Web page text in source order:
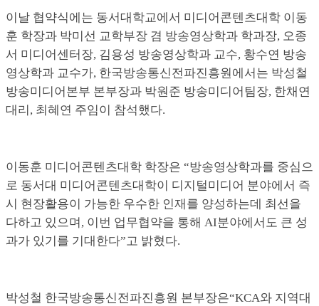
이날 협약식에는 동서대학교에서 미디어콘텐츠대학 이동
훈 학장과 박미선 교학부장 겸 방송영상학과 학과장, 오종
서 미디어센터장, 김용성 방송영상학과 교수, 황수연 방송
영상학과 교수가, 한국방송통신전파진흥원에서는 박성철
방송미디어본부 본부장과 박원준 방송미디어팀장, 한채연
대리, 최혜연 주임이 참석했다.
이동훈 미디어콘텐츠대학 학장은 “방송영상학과를 중심으
로 동서대 미디어콘텐츠대학이 디지털미디어 분야에서 즉
시 현장활용이 가능한 우수한 인재를 양성하는데 최선을
다하고 있으며, 이번 업무협약을 통해 AI분야에서도 큰 성
과가 있기를 기대한다”고 밝혔다.
박성철 한국방송통신전파진흥원 본부장은“KCA와 지역대